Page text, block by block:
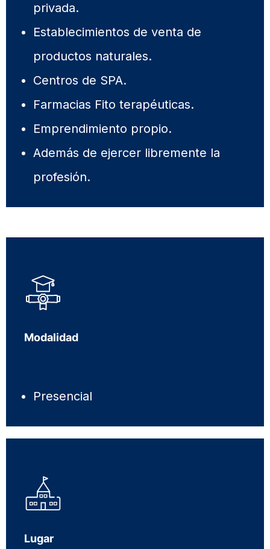
privada.
Establecimientos de venta de
productos naturales.
Centros de SPA.
Farmacias Fito terapéuticas.
Emprendimiento propio.
Además de ejercer libremente la
profesión.
Modalidad
Presencial
Lugar